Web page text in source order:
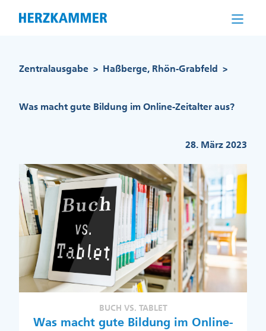
Zentralausgabe > Haßberge, Rhön-Grabfeld >
Was macht gute Bildung im Online-Zeitalter aus?
28. März 2023
BUCH VS. TABLET
Was macht gute Bildung im Online-